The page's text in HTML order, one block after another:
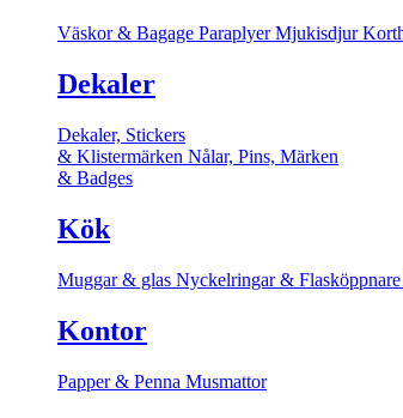
Väskor & Bagage ParaplyerMjukisdjur
Dekaler
Dekaler, Stickers
& Klistermärken Nålar, Pins, Märken
& Badges
Kök
Muggar & glas Nyckelringar & Flasköppnare
Kontor
Papper & Penna Musmattor